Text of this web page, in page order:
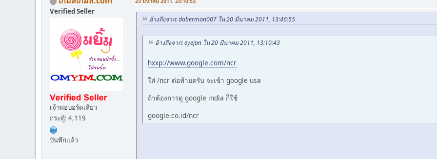
Verified Seller
เจ้าพ่อบอร์ดเสียว
กระทู้: 4,119
บันทึกแล้ว
อ้างถึงจาก: doberman007 ใน 20 มีนาคม 2011, 13:46:55
อ้างถึงจาก: eyejan ใน 20 มีนาคม 2011, 13:10:43
hxxp://www.google.com/ncr
ใส่ /ncr ต่อท้ายครับ จะเข้า google usa
ถ้าต้องการดู google india ก็ใช้
google.co.id/ncr